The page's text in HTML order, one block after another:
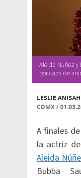
Aleida Nuñez
por caza de
LESLIE
CDMX/
A finales
la actriz de
Aleida
Bubba